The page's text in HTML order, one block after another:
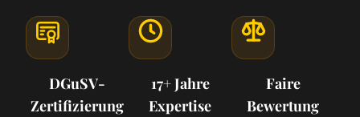
DGuSV-
Zertifizierung
17+ Jahre
Expertise
Faire
Bewertung